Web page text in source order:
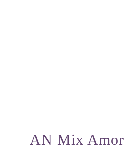
AN Mix Amor